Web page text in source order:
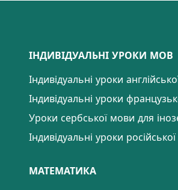
ІНДИВІДУАЛЬНІ УРОКИ МОВ
Індивідуальні уроки
Індивідуальні уроки
Уроки сербської мови для
Індивідуальні уроки
МАТЕМАТИКА